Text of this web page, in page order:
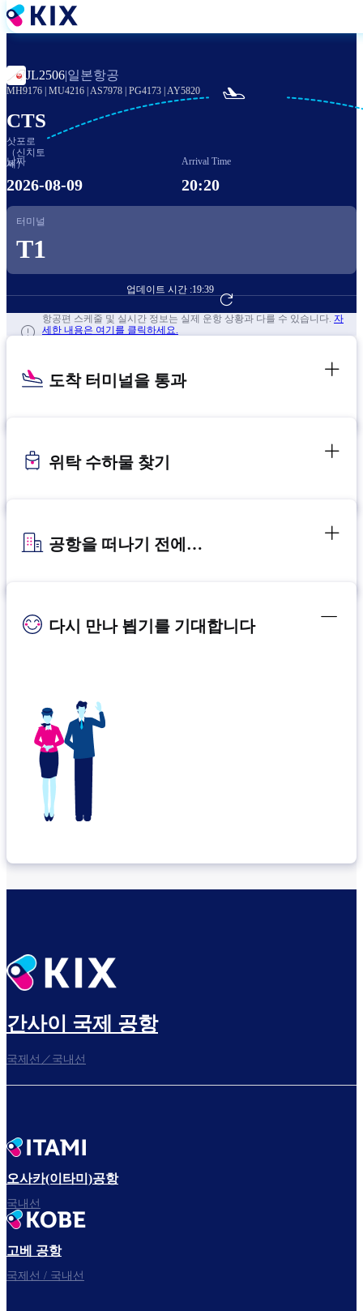
주
요
텐
츠
건
뛰
기
JL2506|일본항공
MH9176 MU4216 AS7978 PG4173 AY5820
CTS
삿포로
（신치토
세）

날짜
2026-08-09
Arrival Time
20:20
터미널
T1
업데이트 시간 :19:39
항공편 예약하기
항공편 스케줄 및 실시간 정보는 실제 운항 상황과 다를 수 있습니다. 자
세한 내용은 여기를 클릭하세요.
도착 터미널을 통과
위탁 수하물 찾기
공항을 떠나기 전에…
다시 만나 뵙기를 기대합니다
간사이 국제 공항
국제선／국내선
오사카(이타미)공항
국내선
고베 공항
국제선 / 국내선